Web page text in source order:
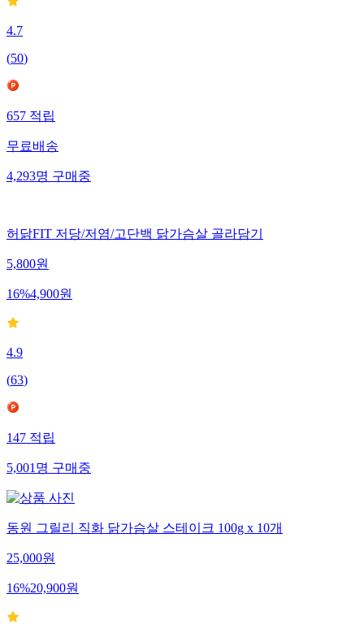
4.7
(50)
657적립
무료배송
4,293명구매중
허닭FIT 저당/저염/고단백 닭가슴살 골라담기
5,800원
16%4,900원
4.9
(63)
147적립
5,001명구매중
동원 그릴리 직화 닭가슴살 스테이크 100g x 10개
25,000원
16%20,900원